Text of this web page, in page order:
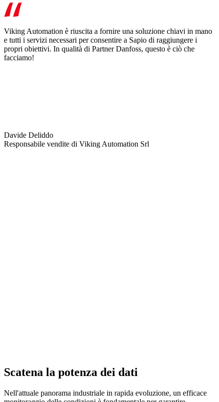
Viking Automation è riuscita a fornire una soluzione chiavi in mano
e tutti i servizi necessari per consentire a Sapio di raggiungere i
propri obiettivi. In qualità di Partner Danfoss, questo è ciò che
facciamo!
Davide Deliddo
Responsabile vendite di Viking Automation Srl
Scatena la potenza dei dati
Nell'attuale panorama industriale in rapida evoluzione, un efficace